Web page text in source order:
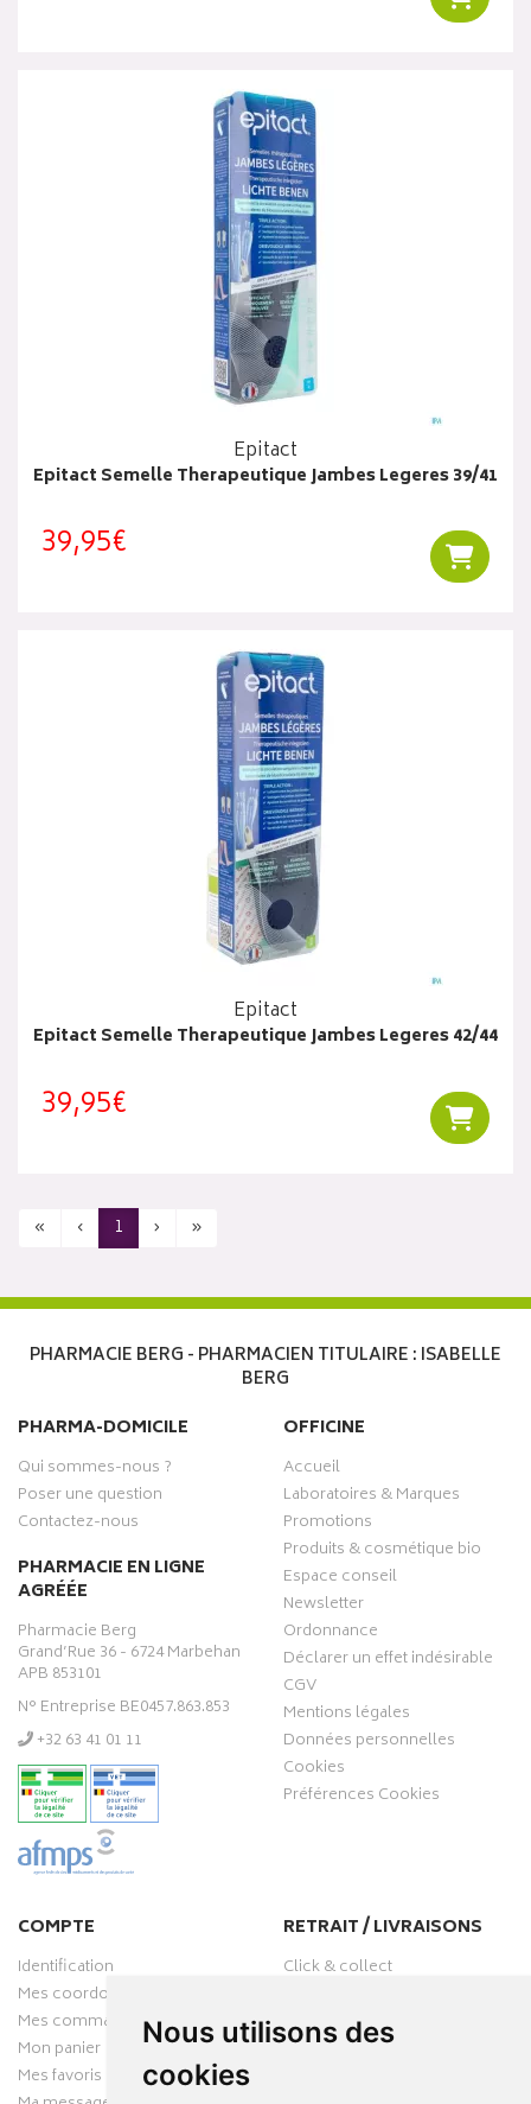
Nous utilisons des
cookies
Epitact
Epitact Semelle Therapeutique Jambes Legeres 39/41
39,95€
Epitact
Epitact Semelle Therapeutique Jambes Legeres 42/44
39,95€
« ‹ 1 › »
PHARMACIE BERG - PHARMACIEN TITULAIRE : ISABELLE
BERG
PHARMA-DOMICILE
Qui sommes-nous ?
Poser une question
Contactez-nous
PHARMACIE EN LIGNE
AGRÉÉE
Pharmacie Berg
Grand’Rue 36 - 6724 Marbehan
APB 853101
N° Entreprise BE0457.863.853
‭+32 63 41 01 11‬
OFFICINE
Accueil
Laboratoires & Marques
Promotions
Produits & cosmétique bio
Espace conseil
Newsletter
Ordonnance
Déclarer un effet indésirable
CGV
Mentions légales
Données personnelles
Cookies
Préférences Cookies
COMPTE
Identification
Mes coordonnées
Mes commandes
Mon panier
Mes favoris
RETRAIT / LIVRAISONS
Click & collect